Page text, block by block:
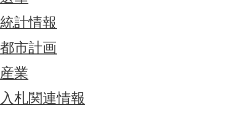
統計情報
都市計画
産業
入札関連情報